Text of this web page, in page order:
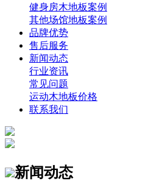
健身房木地板案例
其他场馆地板案例
品牌优势
售后服务
新闻动态
行业资讯
常见问题
运动木地板价格
联系我们
新闻动态